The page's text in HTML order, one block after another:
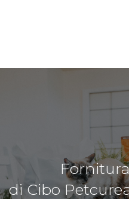
di Cibo